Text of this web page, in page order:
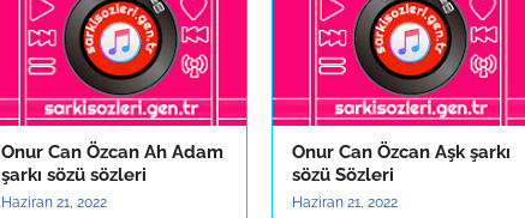
Onur Can Özcan Ah Adam
şarkı sözü sözleri
Haziran 21, 2022
Onur Can Özcan Aşk şarkı
sözü Sözleri
Haziran 21, 2022